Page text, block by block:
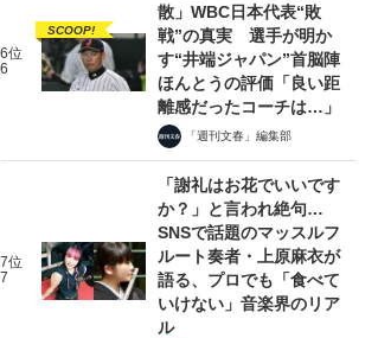
6位
6
SCOOP!
散」WBC日本代表“敗
戦”の真実 選手が明か
す“井端ジャパン”首脳陣
ほんとうの評価「良い距
離感だったコーチは…」
「週刊文春」編集部
7位
7
「謝礼はお花でいいです
か？」と言われ絶句…
SNSで話題のマッスルフ
ルート奏者・上原麻衣が
語る、プロでも「食べて
いけない」音楽界のリア
ル